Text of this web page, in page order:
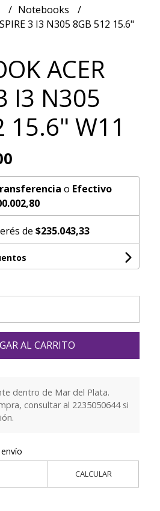
Notebooks
3 I3 N305 8GB 512 15.6"
ACER
I3 N305
15.6" W11
o Efectivo
de $235.043,33
AL CARRITO
dentro de Mar del Plata.
consultar al 2235050644 si
CALCULAR